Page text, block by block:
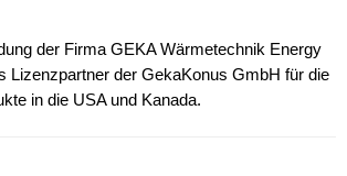
der Firma GEKA Wärmetechnik Energy
Lizenzpartner der GekaKonus GmbH für die
in die USA und Kanada.